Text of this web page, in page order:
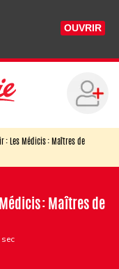
OUVRIR
: Les Médicis : Maîtres de
: Maîtres de